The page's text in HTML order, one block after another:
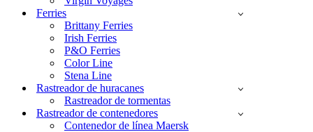
Ferries
Brittany Ferries
Irish Ferries
P&O Ferries
Color Line
Stena Line
Rastreador de huracanes
Rastreador de tormentas
Rastreador de contenedores
Contenedor de línea Maersk